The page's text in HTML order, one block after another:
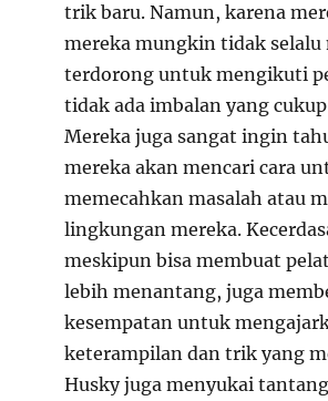
trik baru. Namun, karena
mereka mungkin tidak selalu
terdorong untuk mengikuti
tidak ada imbalan yang
Mereka juga sangat ingin
mereka akan mencari cara
memecahkan masalah atau
lingkungan mereka.
meskipun bisa membuat
lebih menantang, juga
kesempatan untuk
keterampilan dan trik yang
Husky juga menyukai